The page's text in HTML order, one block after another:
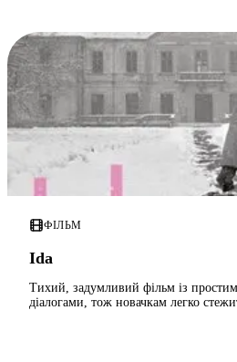
ФІЛЬМ
Ida
Тихий, задумливий фільм із
діалогами, тож новачкам легко